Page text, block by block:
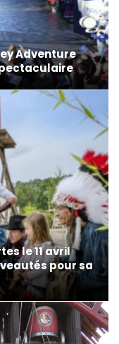
Adventure
le 11 avril
pour sa